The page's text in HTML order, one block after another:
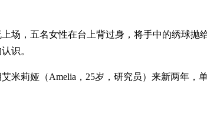
场，五名女性在台上背过身，将手中的绣球
识。
米莉娅（Amelia，25岁，研究员）来新两年